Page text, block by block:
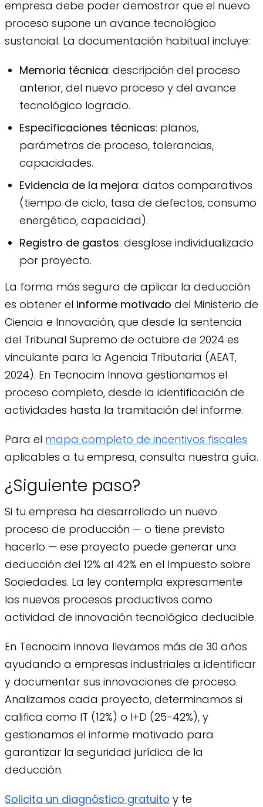
empresa debe poder demostrar que el nuevo
proceso supone un avance tecnológico
sustancial. La documentación habitual incluye:
Memoria técnica: descripción del proceso
anterior, del nuevo proceso y del avance
tecnológico logrado.
Especificaciones técnicas: planos,
parámetros de proceso, tolerancias,
capacidades.
Evidencia de la mejora: datos comparativos
(tiempo de ciclo, tasa de defectos, consumo
energético, capacidad).
Registro de gastos: desglose individualizado
por proyecto.
La forma más segura de aplicar la deducción
es obtener el informe motivado del Ministerio de
Ciencia e Innovación, que desde la sentencia
del Tribunal Supremo de octubre de 2024 es
vinculante para la Agencia Tributaria (AEAT,
2024). En Tecnocim Innova gestionamos el
proceso completo, desde la identificación de
actividades hasta la tramitación del informe.
Para el mapa completo de incentivos fiscales
aplicables a tu empresa, consulta nuestra guía.
¿Siguiente paso?
Si tu empresa ha desarrollado un nuevo
proceso de producción — o tiene previsto
hacerlo — ese proyecto puede generar una
deducción del 12% al 42% en el Impuesto sobre
Sociedades. La ley contempla expresamente
los nuevos procesos productivos como
actividad de innovación tecnológica deducible.
En Tecnocim Innova llevamos más de 30 años
ayudando a empresas industriales a identificar
y documentar sus innovaciones de proceso.
Analizamos cada proyecto, determinamos si
califica como IT (12%) o I+D (25-42%), y
gestionamos el informe motivado para
garantizar la seguridad jurídica de la
deducción.
Solicita un diagnóstico gratuito y te